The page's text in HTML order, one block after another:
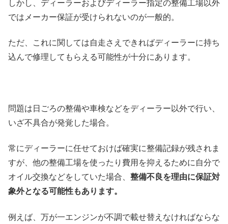
しかし、ディーラーおよびディーラー指定の整備工場以外
ではメーカー保証が受けられないのが一般的。
ただ、これに関しては自走さえできればディーラーに持ち
込んで修理してもらえる可能性が十分にあります。
問題は日ごろの整備や車検などをディーラー以外で行い、
いざ不具合が発覚した場合。
常にディーラーに任せておけば確実に整備記録が残されま
すが、他の整備工場を使ったり費用を抑えるために自分で
オイル交換などをしていた場合、 整備不良を理由に保証対
象外となる可能性もあります。
例えば、万が一エンジンが不調で載せ替えなければならな